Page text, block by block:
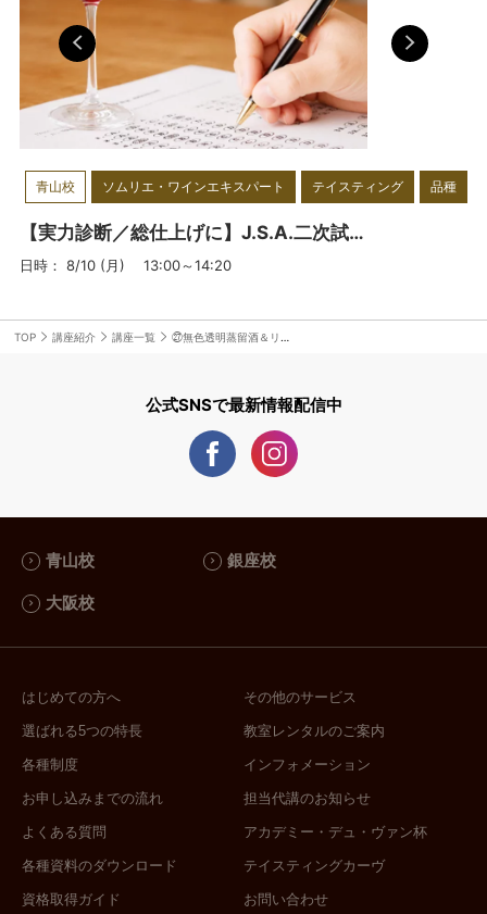
ー、SSI認定日本酒利き酒師、チーズ
プロフェッショナルなど。オフィシャ
ルホームページ：
https://sommeliershidaka.com
青山校 ソムリエ・ワインエキスパート テイスティング 品種
【実力診断／総仕上げに】J.S.A.二次試験オープン模試 ＜青山校＞ 7月、8月開催
日時： 8/10 (月) 13:00～14:20
TOP 講座紹介 講座一覧 ㉗無色透明蒸留酒＆リキュール②
公式SNSで最新情報配信中
青山校 銀座校
大阪校
はじめての方へ
選ばれる5つの特長
各種制度
お申し込みまでの流れ
よくある質問
各種資料のダウンロード
資格取得ガイド
その他のサービス
教室レンタルのご案内
インフォメーション
担当代講のお知らせ
アカデミー・デュ・ヴァン杯
テイスティングカーヴ
お問い合わせ